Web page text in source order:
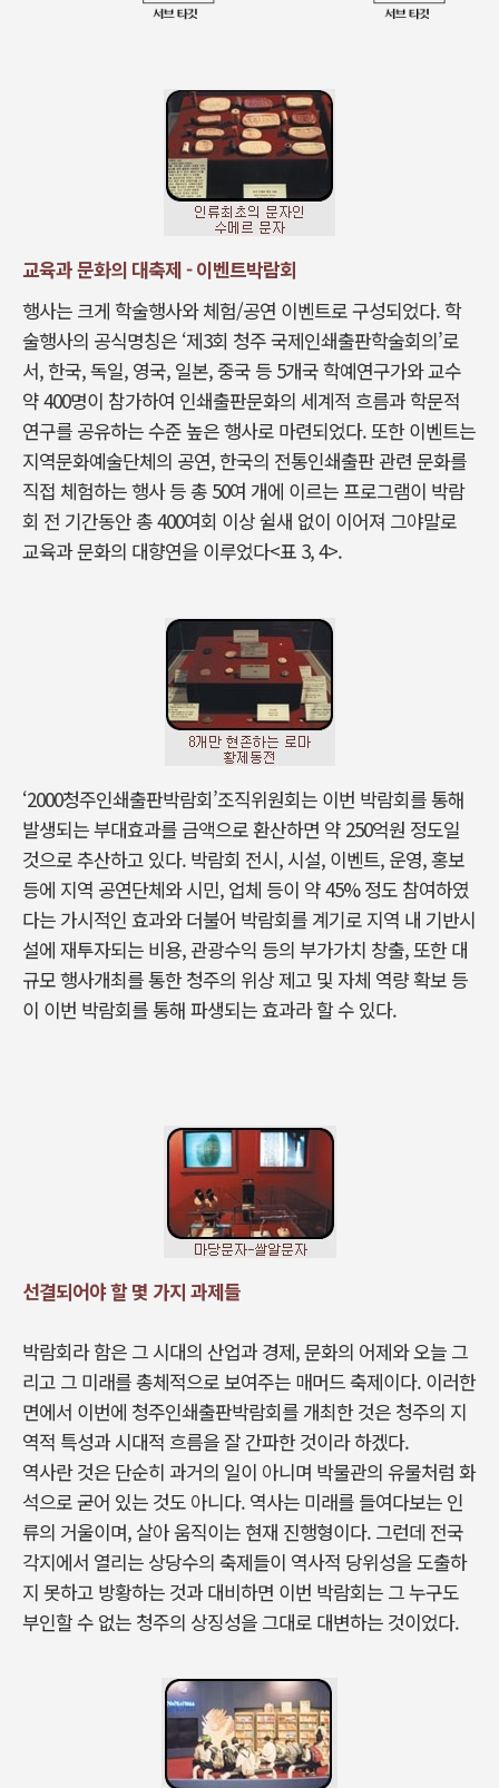
교육과 문화의 대축제 - 이벤트박람회
행사는 크게 학술행사와 체험/공연 이벤트로 구성되었다. 학
술행사의 공식명칭은 ‘제3회 청주 국제인쇄출판학술회의’로
서, 한국, 독일, 영국, 일본, 중국 등 5개국 학예연구가와 교수
약 400명이 참가하여 인쇄출판문화의 세계적 흐름과 학문적
연구를 공유하는 수준 높은 행사로 마련되었다. 또한 이벤트는
지역문화예술단체의 공연, 한국의 전통인쇄출판 관련 문화를
직접 체험하는 행사 등 총 50여 개에 이르는 프로그램이 박람
회 전 기간동안 총 400여회 이상 쉴새 없이 이어져 그야말로
교육과 문화의 대향연을 이루었다<표 3, 4>.
‘2000청주인쇄출판박람회’조직위원회는 이번 박람회를 통해
발생되는 부대효과를 금액으로 환산하면 약 250억원 정도일
것으로 추산하고 있다. 박람회 전시, 시설, 이벤트, 운영, 홍보
등에 지역 공연단체와 시민, 업체 등이 약 45% 정도 참여하였
다는 가시적인 효과와 더불어 박람회를 계기로 지역 내 기반시
설에 재투자되는 비용, 관광수익 등의 부가가치 창출, 또한 대
규모 행사개최를 통한 청주의 위상 제고 및 자체 역량 확보 등
이 이번 박람회를 통해 파생되는 효과라 할 수 있다.
선결되어야 할 몇 가지 과제들
박람회라 함은 그 시대의 산업과 경제, 문화의 어제와 오늘 그
리고 그 미래를 총체적으로 보여주는 매머드 축제이다. 이러한
면에서 이번에 청주인쇄출판박람회를 개최한 것은 청주의 지
역적 특성과 시대적 흐름을 잘 간파한 것이라 하겠다.
역사란 것은 단순히 과거의 일이 아니며 박물관의 유물처럼 화
석으로 굳어 있는 것도 아니다. 역사는 미래를 들여다보는 인
류의 거울이며, 살아 움직이는 현재 진행형이다. 그런데 전국
각지에서 열리는 상당수의 축제들이 역사적 당위성을 도출하
지 못하고 방황하는 것과 대비하면 이번 박람회는 그 누구도
부인할 수 없는 청주의 상징성을 그대로 대변하는 것이었다.